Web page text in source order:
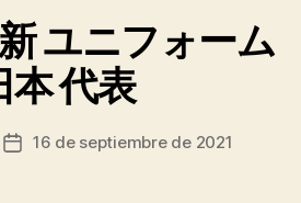
ユニフォーム
本 代表
Fecha16 de septiembre de 2021